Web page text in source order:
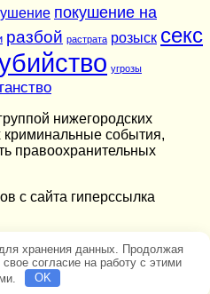
покушение на
разбой растрата розыск секс
угрозы
нижегородских
события,
правоохранительных
c сайта гиперссылка
хранения данных. Продолжая
согласие на работу с этими
OK